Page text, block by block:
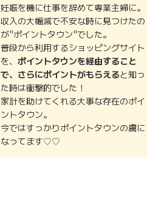
妊娠を機に仕事を辞めて専業主婦に。
収入の大幅減で不安な時に見つけたの
が"ポイントタウン"でした。
普段から利用するショッピングサイト
を、 ポイントタウンを経由すること
で、さらにポイントがもらえると知っ
た時は衝撃的でした！
家計を助けてくれる大事な存在のポイ
ントタウン。
今ではすっかりポイントタウンの虜に
なってます♡♡